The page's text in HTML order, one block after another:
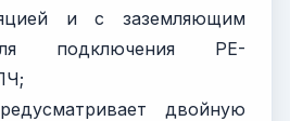
и с заземляющим
подключения PE-
двойную